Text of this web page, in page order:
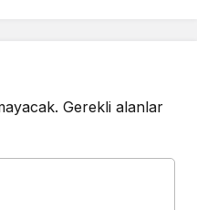
Gerekli alanlar